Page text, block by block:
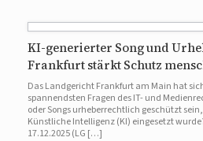
KI-generierter Song und
Frankfurt stärkt Schutz
Das Landgericht Frankfurt am Main hat
spannendsten Fragen des IT- und
oder Songs urheberrechtlich geschützt
Künstliche Intelligenz (KI) eingesetzt
17.12.2025 (LG […]